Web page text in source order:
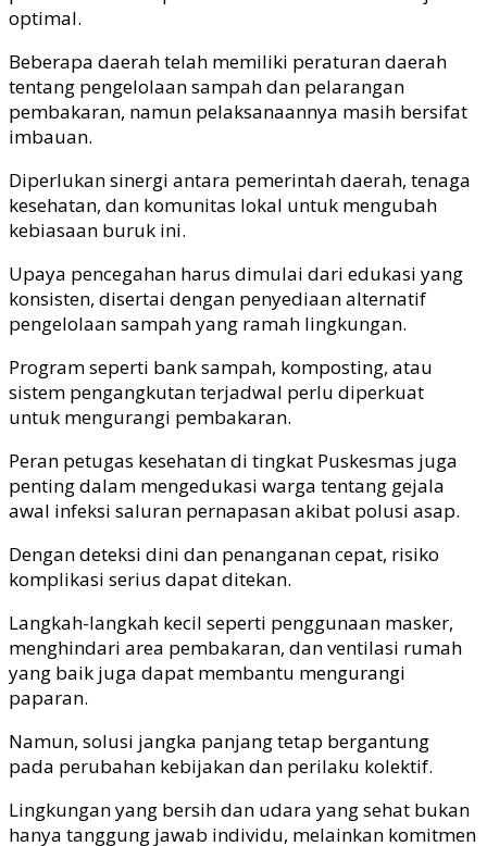
optimal.
Beberapa daerah telah memiliki peraturan daerah
tentang pengelolaan sampah dan pelarangan
pembakaran, namun pelaksanaannya masih bersifat
imbauan.
Diperlukan sinergi antara pemerintah daerah, tenaga
kesehatan, dan komunitas lokal untuk mengubah
kebiasaan buruk ini.
Upaya pencegahan harus dimulai dari edukasi yang
konsisten, disertai dengan penyediaan alternatif
pengelolaan sampah yang ramah lingkungan.
Program seperti bank sampah, komposting, atau
sistem pengangkutan terjadwal perlu diperkuat
untuk mengurangi pembakaran.
Peran petugas kesehatan di tingkat Puskesmas juga
penting dalam mengedukasi warga tentang gejala
awal infeksi saluran pernapasan akibat polusi asap.
Dengan deteksi dini dan penanganan cepat, risiko
komplikasi serius dapat ditekan.
Langkah-langkah kecil seperti penggunaan masker,
menghindari area pembakaran, dan ventilasi rumah
yang baik juga dapat membantu mengurangi
paparan.
Namun, solusi jangka panjang tetap bergantung
pada perubahan kebijakan dan perilaku kolektif.
Lingkungan yang bersih dan udara yang sehat bukan
hanya tanggung jawab individu, melainkan komitmen